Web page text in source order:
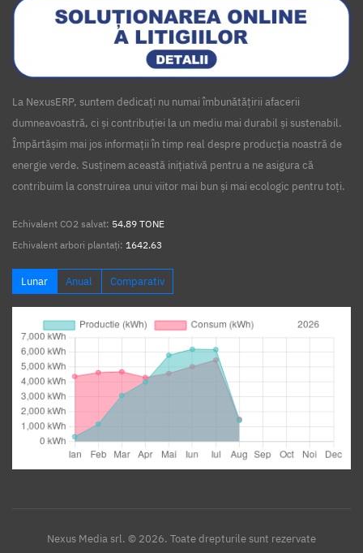
La NexusERP, suntem dedicați nu numai îmbunătățirii afacerii
dumneavoastră, ci și contribuției la un mediu mai durabil și sustenabil.
Împărtășim mai jos informații în timp real despre producția noastră de
energie verde. Susținem această inițiativă pentru a ne asigura că
contribuim la construirea unui viitor mai bun și mai ecologic pentru toți.
Echivalent CO2 salvat: 54.89 TONE
Echivalent arbori plantați: 1642.63
Lunar Anual Comparativ
Nexus Media srl. © 2026. Toate drepturile sunt rezervate